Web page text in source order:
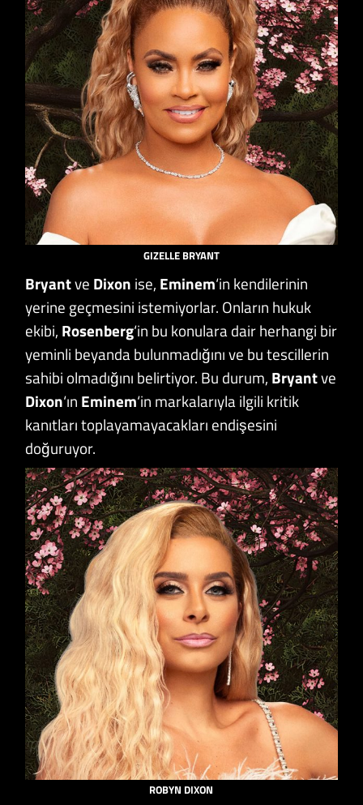
GIZELLE BRYANT
Bryantve Dixon ise, Eminem‘in kendilerinin
yerine geçmesini istemiyorlar. Onların hukuk
ekibi, Rosenberg‘in bu konulara dair herhangi bir
yeminli beyanda bulunmadığını ve bu tescillerin
sahibi olmadığını belirtiyor. Bu durum, Bryantve
Dixon‘ın Eminem‘in markalarıyla ilgili kritik
kanıtları toplayamayacakları endişesini
doğuruyor.
ROBYN DIXON